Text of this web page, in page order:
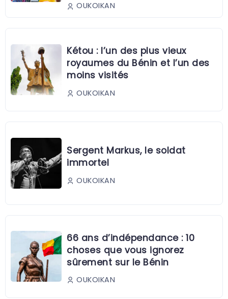
OUKOIKAN
Kétou : l’un des plus vieux
royaumes du Bénin et l’un des
moins visités
OUKOIKAN
Sergent Markus, le soldat
immortel
OUKOIKAN
66 ans d’indépendance : 10
choses que vous ignorez
sûrement sur le Bénin
OUKOIKAN